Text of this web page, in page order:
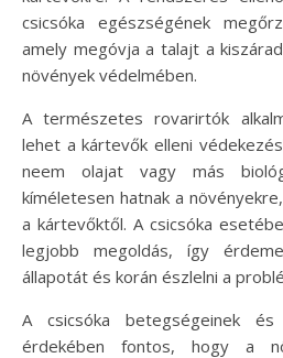
csicsóka egészségének
amely megóvja a talajt a
növények védelmében.
A természetes rovarirtók
lehet a kártevők elleni
neem olajat vagy más
kíméletesen hatnak a
a kártevőktől. A csicsóka
legjobb megoldás, így
állapotát és korán észlelni a
A csicsóka betegségeinek és
érdekében fontos, hogy a